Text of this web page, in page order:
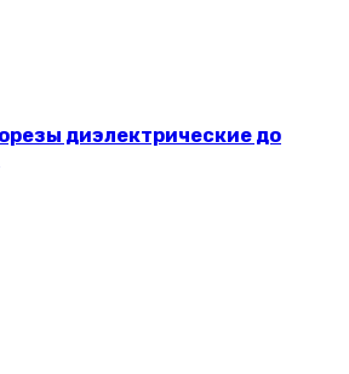
диэлектрические до